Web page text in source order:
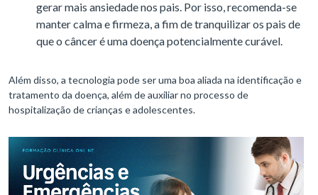
gerar mais ansiedade nos pais. Por isso, recomenda-se
manter calma e firmeza, a fim de tranquilizar os pais de
que o câncer é uma doença potencialmente curável.
Além disso, a tecnologia pode ser uma boa aliada na identificação e
tratamento da doença, além de auxiliar no processo de
hospitalização de crianças e adolescentes.